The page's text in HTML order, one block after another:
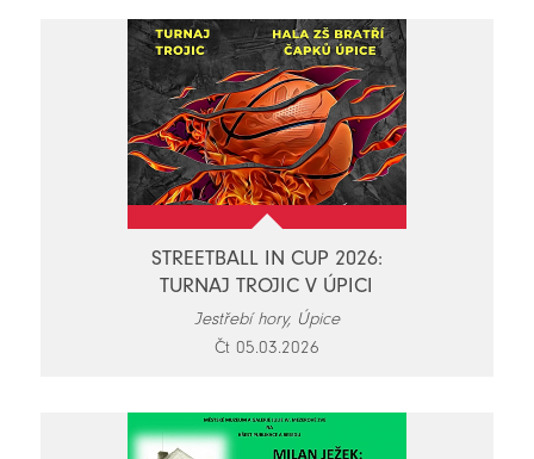
STREETBALL IN CUP 2026:
TURNAJ TROJIC V ÚPICI
Jestřebí hory, Úpice
Čt 05.03.2026